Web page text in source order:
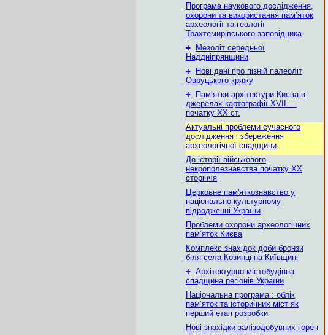
Програма наукового дослідження,
охорони та використання пам’яток
археології та геології
Трахтемирівського заповідника
+
Мезоліт середньої
Наддніпрянщини
+
Нові дані про пізній палеоліт
Овруцького кряжу
+
Пам’ятки архітектури Києва в
джерелах картографії XVII —
початку XX ст.
Актуальні проблеми сучасного
дослідження і збереження
археологічної спадщини
До історії військового
некрополезнавства початку XX
сторіччя
Церковне пам'яткознавство у
національно-культурному
відродженні України
Проблеми охорони археологічних
пам’яток Києва
Комплекс знахідок доби бронзи
біля села Козинці на Київщині
+ Архітектурно-містобудівна
спадщина регіонів України
Національна програма : облік
пам’яток та історичних міст як
перший етап розробки
Нові знахідки залізодобувних горен